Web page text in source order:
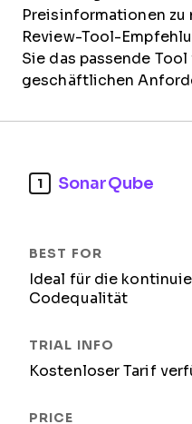
Preisinformationen
Review-Tool-
Sie das passende
geschäftlichen
1 SonarQube
Ideal für die
Codequalität
Kostenloser Tarif